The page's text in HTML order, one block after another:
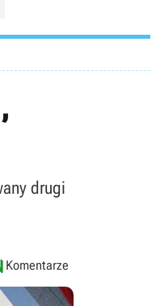
drugi
Komentarze